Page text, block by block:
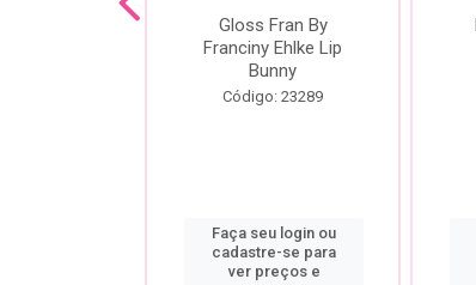
Gloss Fran By
Franciny Ehlke Lip
Bunny
Código: 23289
Faça seu login ou
cadastre-se para
ver preços e